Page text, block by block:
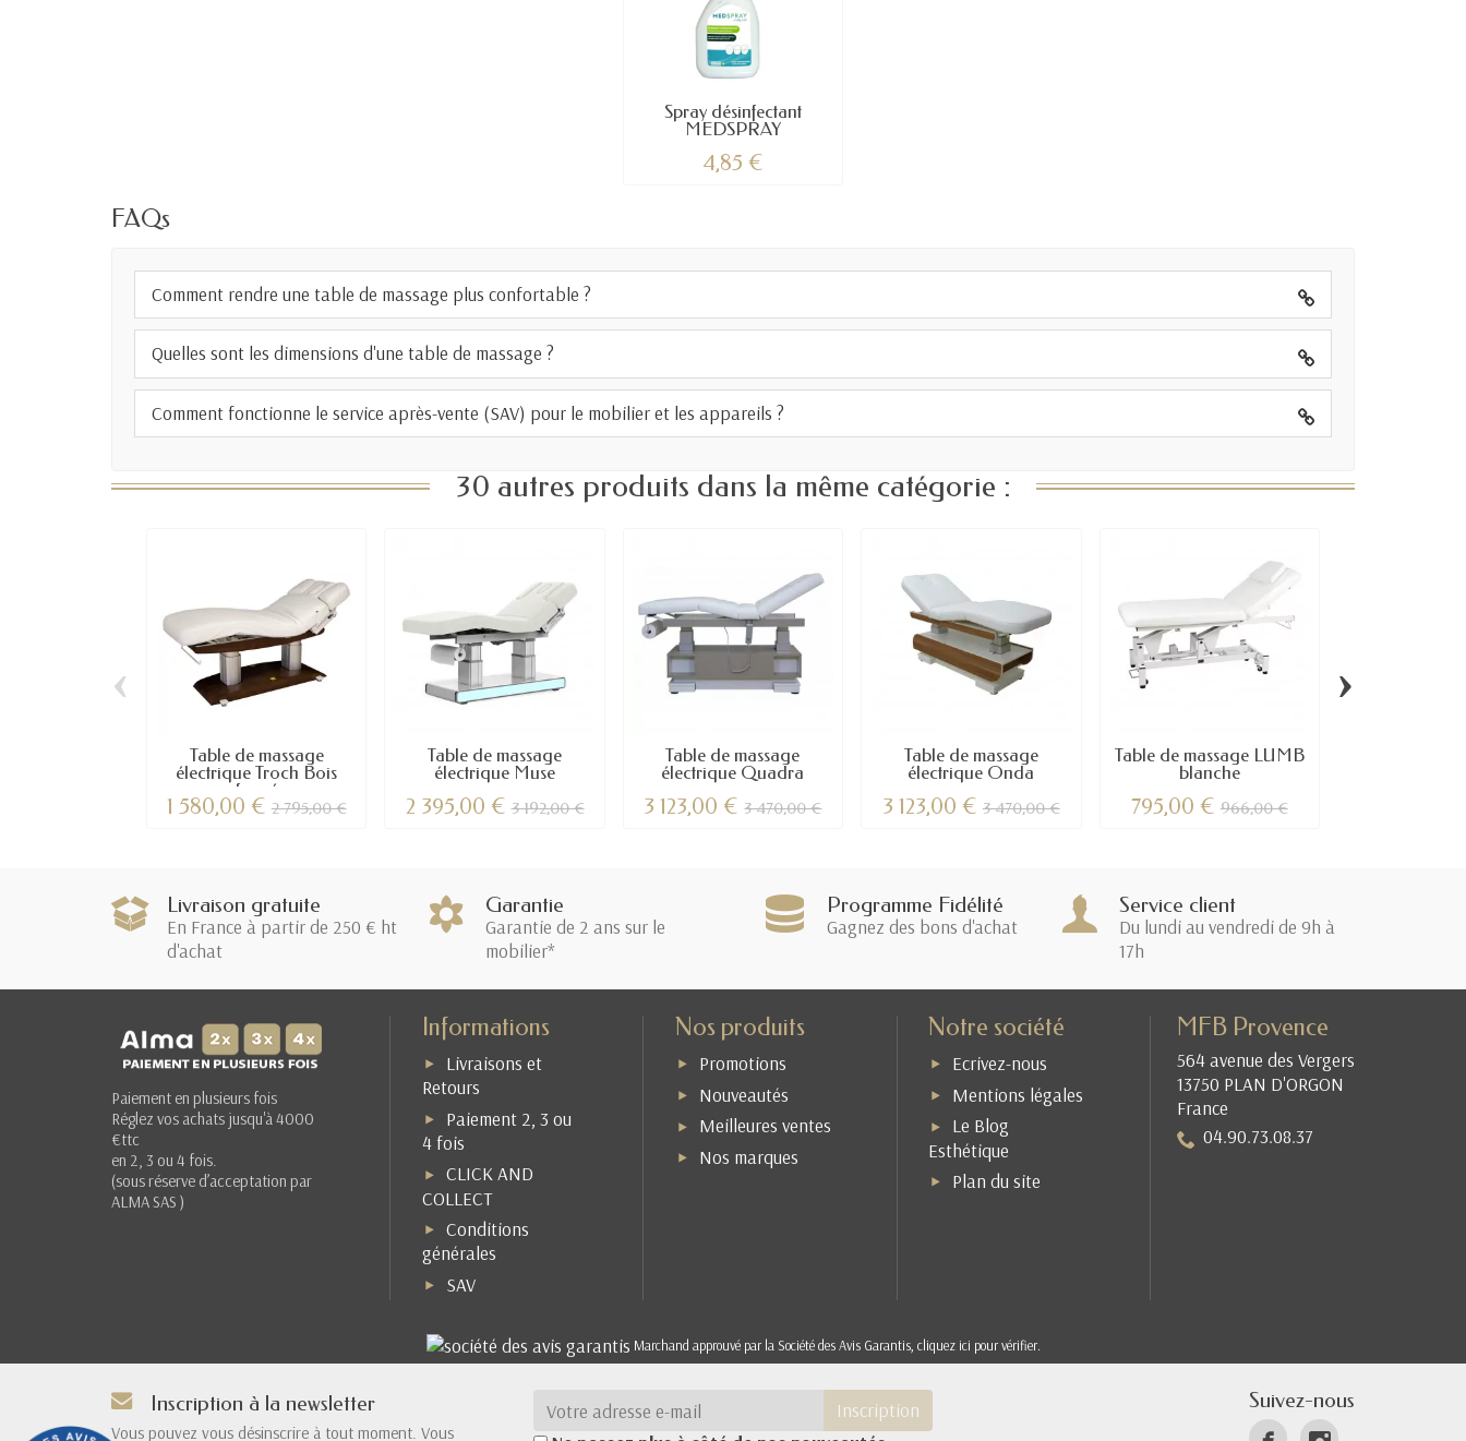
Spray désinfectant
MEDSPRAY
4,85 €
FAQs
Comment rendre une table de massage plus confortable ?
Quelles sont les dimensions d'une table de massage ?
Comment fonctionne le service après-vente (SAV) pour le mobilier et les appareils ?
30 autres produits dans la même catégorie :
Table de massage
électrique Troch Bois
foncé
1 580,00 € 2 795,00 €
Table de massage
électrique Muse
2 395,00 €3 192,00 €
Table de massage
électrique Quadra
3 123,00 €3 470,00 €
Table de massage
électrique Onda
3 123,00 € 3 470,00 €
Table de massage LUMB
blanche
795,00 € 966,00 €
‹ ›
Livraison gratuite
En France à partir de 250 € ht
d'achat
Garantie
Garantie de 2 ans sur le
mobilier*
Programme Fidélité
Gagnez des bons d'achat
Service client
Du lundi au vendredi de 9h à
17h
Paiement en plusieurs fois
Réglez vos achats jusqu'à 4000
€ttc
en 2, 3 ou 4 fois.
(sous réserve d’acceptation par
ALMA SAS )
Informations
Livraisons et
Retours
Paiement 2, 3 ou
4 fois
CLICK AND
COLLECT
Conditions
générales
SAV
Nos produits
Promotions
Nouveautés
Meilleures ventes
Nos marques
Notre société
Ecrivez-nous
Mentions légales
Le Blog
Esthétique
Plan du site
MFB Provence
564 avenue des Vergers
13750 PLAN D'ORGON
France
04.90.73.08.37
Marchand approuvé par la Société des Avis Garantis, cliquez ici pour vérifier.
Inscription à la newsletter
Vous pouvez vous désinscrire à tout moment. Vous
Inscription
Suivez-nous